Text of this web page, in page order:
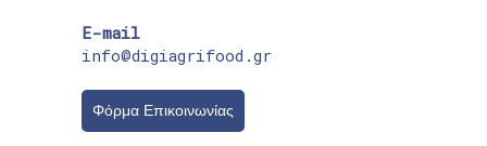
E-mail
info@digiagrifood.gr
Φόρμα Επικοινωνίας